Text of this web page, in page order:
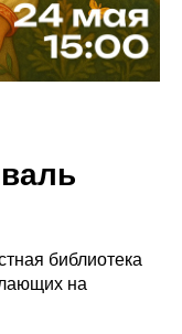
библиотека
на